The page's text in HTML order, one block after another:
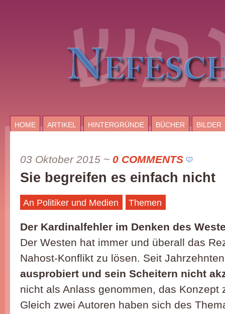
HOME ARTIKEL HINTERGRÜNDE BÜCHER BILDER
03 Oktober 2015 ~ 0 COMMENTS
Sie begreifen es einfach nicht
An Politiker und Medien Themen
Der Kardinalfehler im Denken des
Der Westen hat immer und überall das
Nahost-Konflikt zu lösen. Seit
ausprobiert und sein Scheitern nicht
nicht als Anlass genommen, das Konzept
Gleich zwei Autoren haben sich des